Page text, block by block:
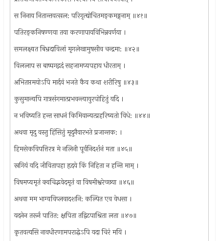
स निनाय नितान्तवत्सल: परिगृत्द्योचितमङ्कमङ्गनाम् ॥४१॥
पतिरङ्कनिषण्णया तया करणापायविभिन्नवर्णया ।
समलक्ष्यत बिभ्रदाविलां मृगलेखामुषसीव चन्द्रमा: ॥४२॥
विललाप स बाष्पगद्गदं सहजामप्यपहाय धीरताम् ।
अभितप्तमयोऽपि मार्दवं भजते कैव कथा शरीरिषु ॥४३॥
कुसुमान्यपि गात्रसंगमात्प्रभवन्त्यायुरपोहितुं यदि ।
न भविष्यति हन्त साधनं किमिवान्यत्प्रहरिष्यतो विधे: ॥४४॥
अथवा मृदु वस्तु हिंसितुं मृदुनैवारभते प्रजान्तक: ।
हिमसेकविपत्तिरत्र मे नलिनी पूर्वनिदर्शनं मता ॥४५॥
स्रगियं यदि जीवितापहा हृदये किं निहिता न हन्ति माम् ।
विषमप्यमृतं क्वचिद्भवेदमृतं वा विषमीश्वरेच्छया ॥४६॥
अथवा मम भाग्यविप्लवादशनि: कल्पित एव वेधसा ।
यदनेन तरूर्न पातित: क्षपिता तद्विटपाश्रिता लता ॥४७॥
कृतवत्यसि नावधीरणामपराद्धेऽपि यदा चिरं मयि ।